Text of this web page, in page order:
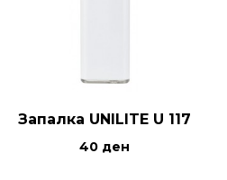
Запалка UNILITE U 117
40 ден